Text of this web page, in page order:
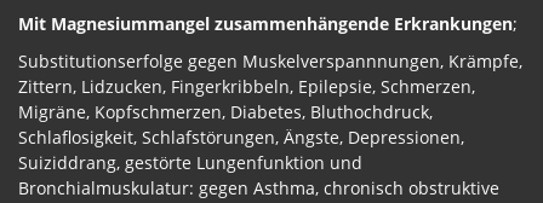
Mit Magnesiummangel zusammenhängende Erkrankungen;
Substitutionserfolge gegen Muskelverspannnungen, Krämpfe,
Zittern, Lidzucken, Fingerkribbeln, Epilepsie, Schmerzen,
Migräne, Kopfschmerzen, Diabetes, Bluthochdruck,
Schlaflosigkeit, Schlafstörungen, Ängste, Depressionen,
Suiziddrang, gestörte Lungenfunktion und
Bronchialmuskulatur: gegen Asthma, chronisch obstruktive